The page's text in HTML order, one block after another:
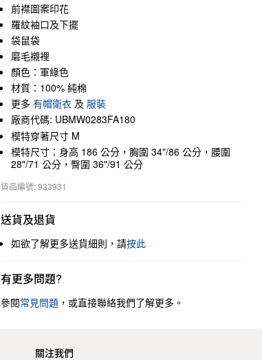
前襟圖案印花
羅紋袖口及下擺
袋鼠袋
磨毛襯裡
顏色：軍綠色
材質：100% 純棉
更多 有帽衛衣 及 服裝
廠商代碼: UBMW0283FA180
模特穿著尺寸 M
模特尺寸：身高 186 公分，胸圍 34"/86 公分，腰圍
28"/71 公分，臀圍 36"/91 公分
貨品編號: 933931
送貨及退貨
如欲了解更多送貨細則，請按此
有更多問題?
參閱常見問題 ，或直接聯絡我們了解更多。
關注我們